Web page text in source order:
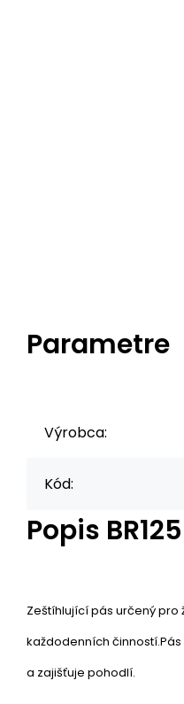
Parametre
Výrobca:
Kód:
Popis
Zeštíhlující pás určený pro
každodenních
a zajišťuje pohodlí.